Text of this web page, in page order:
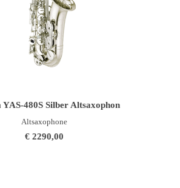
YAS-480S Silber Altsaxophon
Altsaxophone
€ 2290,00